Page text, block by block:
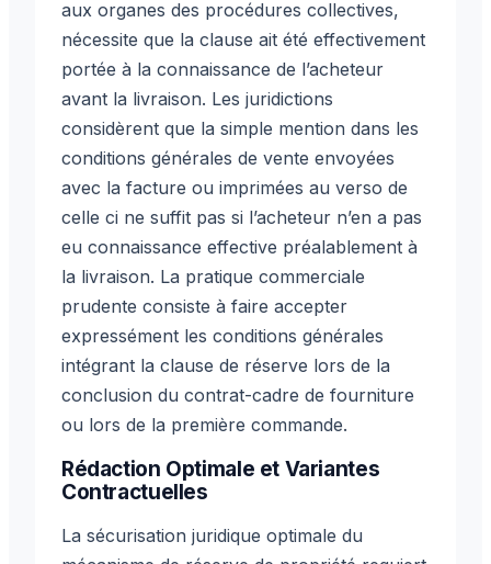
aux organes des procédures collectives,
nécessite que la clause ait été effectivement
portée à la connaissance de l’acheteur
avant la livraison. Les juridictions
considèrent que la simple mention dans les
conditions générales de vente envoyées
avec la facture ou imprimées au verso de
celle ci ne suffit pas si l’acheteur n’en a pas
eu connaissance effective préalablement à
la livraison. La pratique commerciale
prudente consiste à faire accepter
expressément les conditions générales
intégrant la clause de réserve lors de la
conclusion du contrat-cadre de fourniture
ou lors de la première commande.
Rédaction Optimale et Variantes
Contractuelles
La sécurisation juridique optimale du